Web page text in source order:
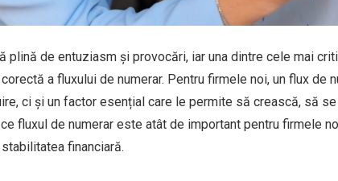
plină de entuziasm și provocări, iar una dintre cele mai
a fluxului de numerar. Pentru firmele noi, un flux de
ci și un factor esențial care le permite să crească, să
fluxul de numerar este atât de important pentru firmele
financiară.